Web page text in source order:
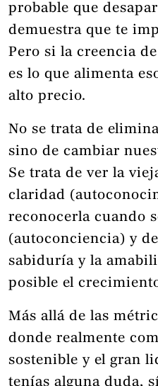
probable que
demuestra que te
Pero si la creencia
es lo que alimenta
alto precio.
No se trata de
sino de cambiar
Se trata de ver la
claridad
reconocerla cuando
(autoconciencia) y
sabiduría y la
posible el
Más allá de las
donde realmente
sostenible y el gran
tenías alguna duda,